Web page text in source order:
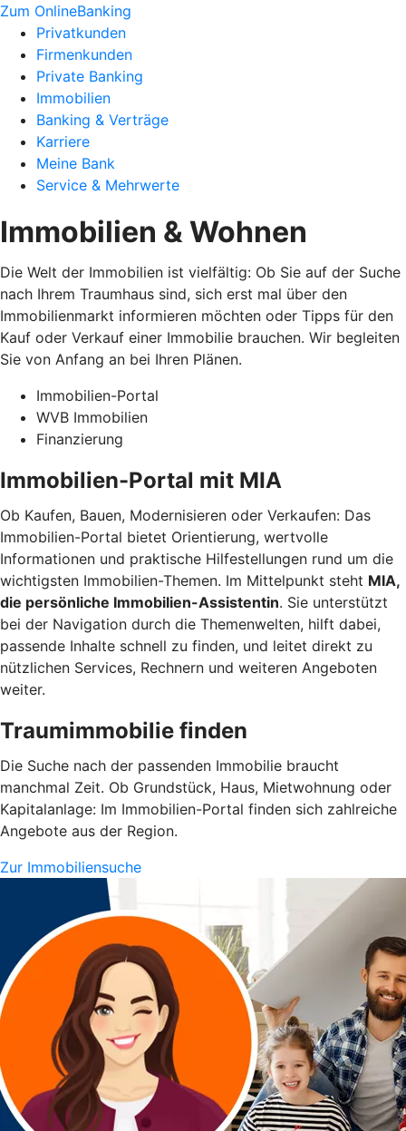
Zum OnlineBanking
Privatkunden
Firmenkunden
Private Banking
Immobilien
Banking & Verträge
Karriere
Meine Bank
Service & Mehrwerte
Immobilien & Wohnen
Die Welt der Immobilien ist vielfältig: Ob Sie auf der Suche
nach Ihrem Traumhaus sind, sich erst mal über den
Immobilienmarkt informieren möchten oder Tipps für den
Kauf oder Verkauf einer Immobilie brauchen. Wir begleiten
Sie von Anfang an bei Ihren Plänen.
Immobilien-Portal
WVB Immobilien
Finanzierung
Immobilien-Portal mit MIA
Ob Kaufen, Bauen, Modernisieren oder Verkaufen: Das
Immobilien-Portal bietet Orientierung, wertvolle
Informationen und praktische Hilfestellungen rund um die
wichtigsten Immobilien-Themen. Im Mittelpunkt steht MIA,
die persönliche Immobilien-Assistentin. Sie unterstützt
bei der Navigation durch die Themenwelten, hilft dabei,
passende Inhalte schnell zu finden, und leitet direkt zu
nützlichen Services, Rechnern und weiteren Angeboten
weiter.
Traumimmobilie finden
Die Suche nach der passenden Immobilie braucht
manchmal Zeit. Ob Grundstück, Haus, Mietwohnung oder
Kapitalanlage: Im Immobilien-Portal finden sich zahlreiche
Angebote aus der Region.
Zur Immobiliensuche